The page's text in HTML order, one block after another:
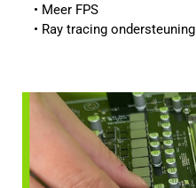
Meer FPS
Ray tracing ondersteuning